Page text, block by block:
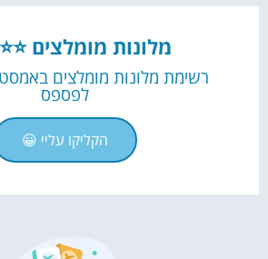
מלונות מומלצים
רשימת מלונות מומלצים
לפספס
הקליקו עליי 😀